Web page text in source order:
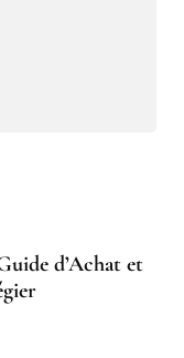
d’Achat et